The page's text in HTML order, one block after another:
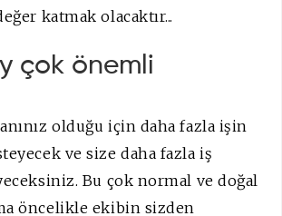
katmak olacaktır...
çok önemli
olduğu için daha fazla işin
ve size daha fazla iş
Bu çok normal ve doğal
öncelikle ekibin sizden